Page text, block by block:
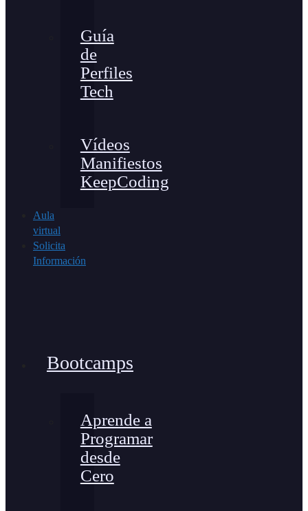
Guía
de
Perfiles
Tech
Vídeos
Manifiestos
KeepCoding
Aula
virtual
Solicita
Información
Bootcamps
Aprende a
Programar
desde
Cero